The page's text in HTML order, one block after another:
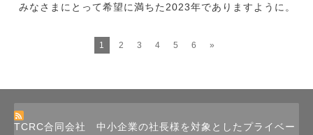
みなさまにとって希望に満ちた2023年でありますように。
1 2 3 4 5 6 »
TCRC合同会社 中小企業の社長様を対象としたプライベー